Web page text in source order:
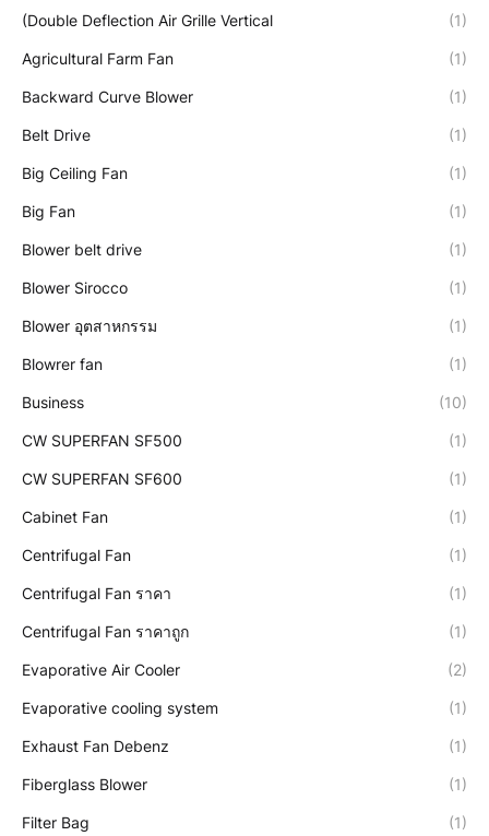
(Double Deflection Air Grille Vertical (1)
Agricultural Farm Fan (1)
Backward Curve Blower (1)
Belt Drive (1)
Big Ceiling Fan (1)
Big Fan (1)
Blower belt drive (1)
Blower Sirocco (1)
Blower อุตสาหกรรม (1)
Blowrer fan (1)
Business (10)
CW SUPERFAN SF500 (1)
CW SUPERFAN SF600 (1)
Cabinet Fan (1)
Centrifugal Fan (1)
Centrifugal Fan ราคา (1)
Centrifugal Fan ราคาถูก (1)
Evaporative Air Cooler (2)
Evaporative cooling system (1)
Exhaust Fan Debenz (1)
Fiberglass Blower (1)
Filter Bag (1)